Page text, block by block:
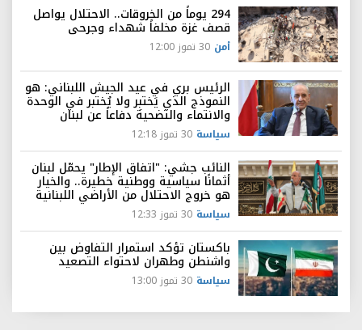
294 يوماً من الخروقات.. الاحتلال يواصل
قصف غزة مخلفاً شهداء وجرحى
أمن 30 تموز 12:00
الرئيس بري في عيد الجيش اللبناني: هو
النموذج الذي يَختبِر ولا يُختبر في الوحدة
والانتماء والتضحية دفاعاً عن لبنان
سياسة 30 تموز 12:18
النائب جشي: "اتفاق الإطار" يحمّل لبنان
أثمانًا سياسية ووطنية خطيرة.. والخيار
هو خروج الاحتلال من الأراضي اللبنانية
سياسة 30 تموز 12:33
باكستان تؤكد استمرار التفاوض بين
واشنطن وطهران لاحتواء التصعيد
سياسة 30 تموز 13:00